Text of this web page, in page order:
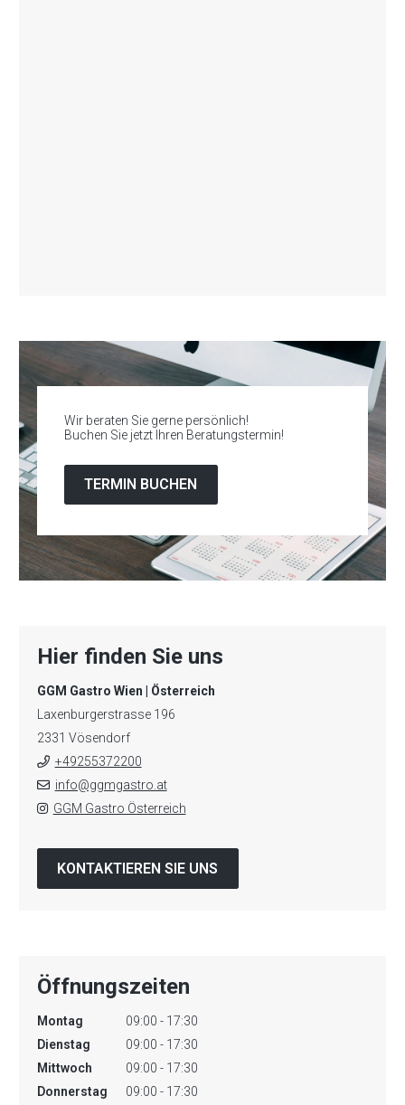
Wir beraten Sie gerne persönlich!
Buchen Sie jetzt Ihren Beratungstermin!
TERMIN BUCHEN
Hier finden Sie uns
GGM Gastro Wien | Österreich
Laxenburgerstrasse 196
2331 Vösendorf
+49255372200
info@ggmgastro.at
GGM Gastro Österreich
KONTAKTIEREN SIE UNS
Öffnungszeiten
Montag
09:00 - 17:30
Dienstag
09:00 - 17:30
Mittwoch
09:00 - 17:30
Donnerstag
09:00 - 17:30